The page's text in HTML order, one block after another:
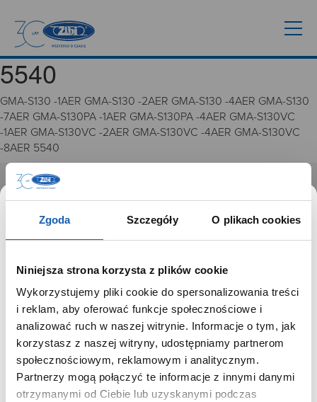
Zgoda Szczegóły O plikach cookies
Niniejsza strona korzysta z plików cookie
Wykorzystujemy pliki cookie do spersonalizowania treści
i reklam, aby oferować funkcje społecznościowe i
analizować ruch w naszej witrynie. Informacje o tym, jak
korzystasz z naszej witryny, udostępniamy partnerom
społecznościowym, reklamowym i analitycznym.
Partnerzy mogą połączyć te informacje z innymi danymi
otrzymanymi od Ciebie lub uzyskanymi podczas
5540
GMA-S130 -1AER GMA-S130 -2AER GMA-S130 -4AER GMA-S130
-7AER GMA-S130PA -1AER GMA-S130PA -4AER GMA-S130VC
-1AER GMA-S130VC -2AER GMA-S130VC -4AER GMA-S130VC
-8AER 5540
GRUPA ZIBI
Historia
Misja, wizja i wartości Grupy Zibi
Kariera
Zgoda na ciasteczka
PRODUKTY
Zegarki
Instrumenty muzyczne
Kalkulatory
SZANOWNY UŻYTKOWNIKU,
SZANOWNA UŻYTKOWNICZKO
Używamy plików cookie w celach analitycznych,
statystycznych i marketingowych, w tym aby analizować
ruch w tej witrynie, optymalizować jej działanie oraz
zapamiętywać Twoje preferencje.